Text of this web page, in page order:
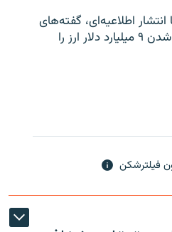
اطلاعیه‌ای، گفته‌های
یک نماینده مجلس درباره گم شدن ۹ میلیارد دلار ارز را
فیلترشکن